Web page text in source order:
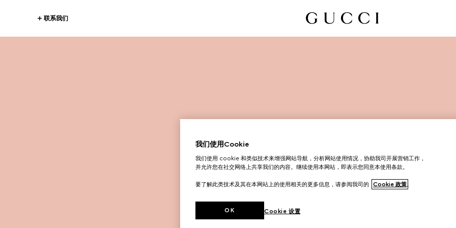
联系我们
我们使用Cookie
我们使用 cookie 和类似技术来增强网站导航，分析网站使用情况，协助我司开展营销工作，
并允许您在社交网络上共享我们的内容。继续使用本网站，即表示您同意本使用条款。
要了解此类技术及其在本网站上的使用相关的更多信息，请参阅我司的 Cookie 政策。
Cookie 设置
OK